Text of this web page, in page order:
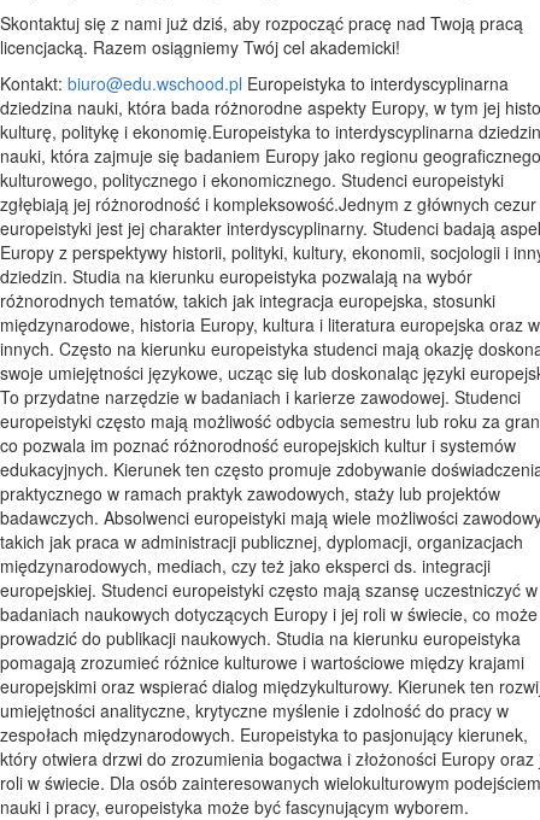
Skontaktuj się z nami już dziś, aby rozpocząć pracę nad Twoją pracą
licencjacką. Razem osiągniemy Twój cel akademicki!
Kontakt: biuro@edu.wschood.pl Europeistyka to interdyscyplinarna
dziedzina nauki, która bada różnorodne aspekty Europy, w tym jej
kulturę, politykę i ekonomię.Europeistyka to interdyscyplinarna
nauki, która zajmuje się badaniem Europy jako regionu
kulturowego, politycznego i ekonomicznego. Studenci europeistyki
zgłębiają jej różnorodność i kompleksowość.Jednym z głównych cezur
europeistyki jest jej charakter interdyscyplinarny. Studenci badają
Europy z perspektywy historii, polityki, kultury, ekonomii, socjologii i
dziedzin. Studia na kierunku europeistyka pozwalają na wybór
różnorodnych tematów, takich jak integracja europejska, stosunki
międzynarodowe, historia Europy, kultura i literatura europejska oraz
innych. Często na kierunku europeistyka studenci mają okazję
swoje umiejętności językowe, ucząc się lub doskonaląc języki
To przydatne narzędzie w badaniach i karierze zawodowej. Studenci
europeistyki często mają możliwość odbycia semestru lub roku za
co pozwala im poznać różnorodność europejskich kultur i systemów
edukacyjnych. Kierunek ten często promuje zdobywanie
praktycznego w ramach praktyk zawodowych, staży lub projektów
badawczych. Absolwenci europeistyki mają wiele możliwości
takich jak praca w administracji publicznej, dyplomacji, organizacjach
międzynarodowych, mediach, czy też jako eksperci ds. integracji
europejskiej. Studenci europeistyki często mają szansę uczestniczyć w
badaniach naukowych dotyczących Europy i jej roli w świecie, co może
prowadzić do publikacji naukowych. Studia na kierunku europeistyka
pomagają zrozumieć różnice kulturowe i wartościowe między krajami
europejskimi oraz wspierać dialog międzykulturowy. Kierunek ten
umiejętności analityczne, krytyczne myślenie i zdolność do pracy w
zespołach międzynarodowych. Europeistyka to pasjonujący kierunek,
który otwiera drzwi do zrozumienia bogactwa i złożoności Europy oraz
roli w świecie. Dla osób zainteresowanych wielokulturowym
nauki i pracy, europeistyka może być fascynującym wyborem.